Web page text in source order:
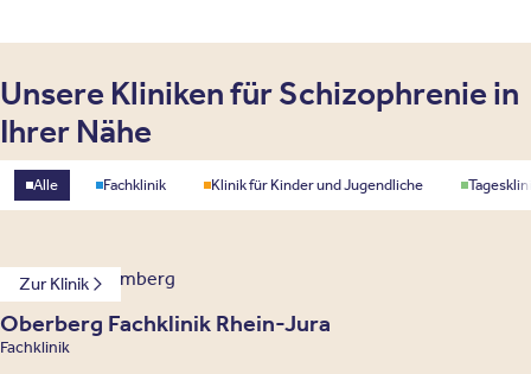
Unsere Kliniken für Schizophrenie in
Ihrer Nähe
Standorttyp
Alle Fachklinik Klinik für Kinder und Jugendliche
Zur Klinik
Baden-Württemberg
Oberberg Fachklinik Rhein-Jura
Fachklinik